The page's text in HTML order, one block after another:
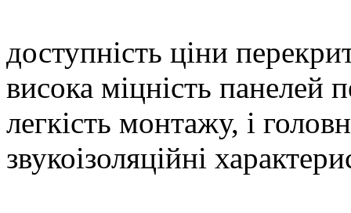
доступність ціни
висока міцність панелей
легкість монтажу, і
звукоізоляційні